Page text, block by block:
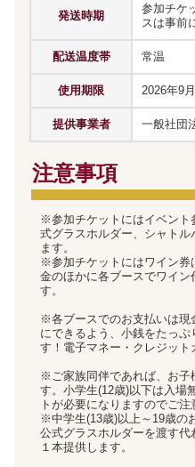
発送時期
参加チケ
スは事前
配送温度帯 常温
使用期限 2026年9
提供事業者 一般社団
注意事項
※参加チケットにはイベント
式グラスホルダー、シャト
ます。
※参加チケットにはワイン券
金のほかに各ブースでワイン
す。
※各ブースでのお支払いは現
にできるよう、小銭をたっ
す！電子マネー・クレジット
※ご家族同伴であれば、お子
す。小学生(12歳)以下は入場
トが必要になりますのでご注
※中学生(13歳)以上～19歳の
公式グラスホルダーを渡す
１本提供します。